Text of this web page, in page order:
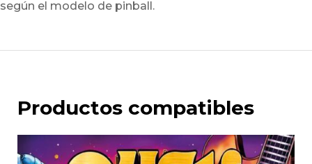
según el modelo de pinball.
Productos compatibles